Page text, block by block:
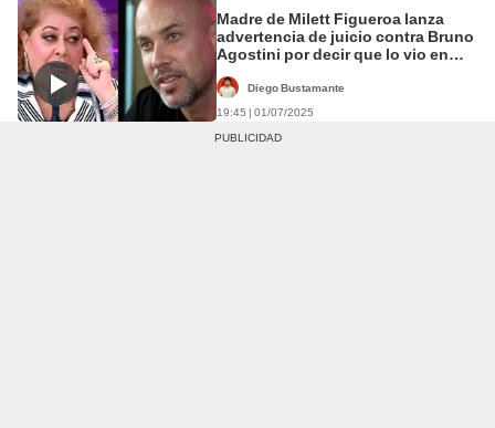
Madre de Milett Figueroa lanza
advertencia de juicio contra Bruno
Agostini por decir que lo vio en
Diego Bustamante
19:45 | 01/07/2025